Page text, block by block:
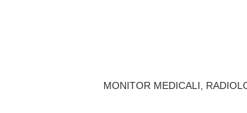
MONITOR MEDICALI,